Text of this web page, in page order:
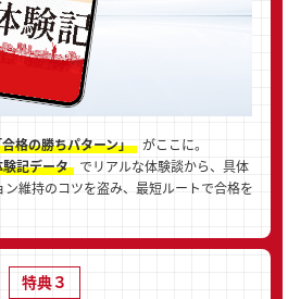
格の勝ちパターン」 がここに。
記データ
でリアルな体験談から、具体
維持のコツを盗み、最短ルートで合格を
特典３